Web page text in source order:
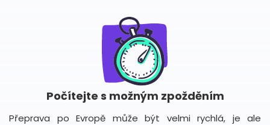
Počítejte s možným zpožděním
Přeprava po Evropě může být velmi rychlá, je ale